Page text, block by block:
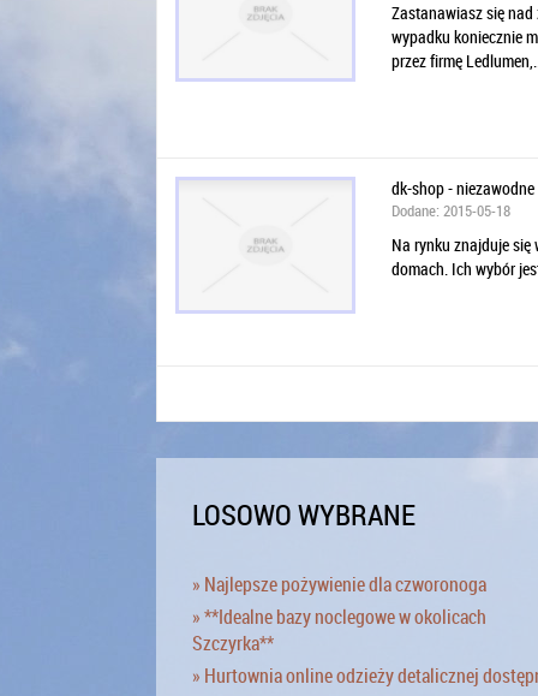
Zastanawiasz się
wypadku koniecznie
przez firmę
dk-shop -
Dodane: 2015-05-18
Na rynku znajduje się
domach. Ich wybór
LOSOWO WYBRANE
» Najlepsze pożywienie dla czworonoga
» **Idealne bazy noclegowe w okolicach
Szczyrka**
» Hurtownia online odzieży detalicznej